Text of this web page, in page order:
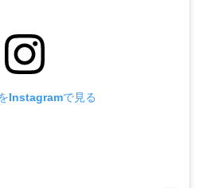
Instagramで見る